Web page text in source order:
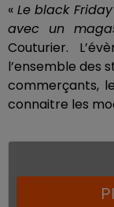
« Le black
avec un
Couturier.
l’ensemble des
commerçants,
connaitre les